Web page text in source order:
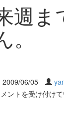
週ま
。
2009/06/05
ントを受け付け